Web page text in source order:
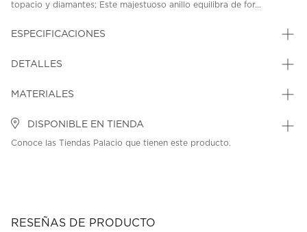
topacio y diamantes; Este majestuoso anillo equilibra de for...
ESPECIFICACIONES
DETALLES
MATERIALES
DISPONIBLE EN TIENDA
Conoce las Tiendas Palacio que tienen este producto.
RESEÑAS DE PRODUCTO